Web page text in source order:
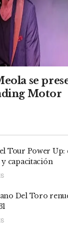
se
Motor
Tour Power
y capacitación
Del Toro